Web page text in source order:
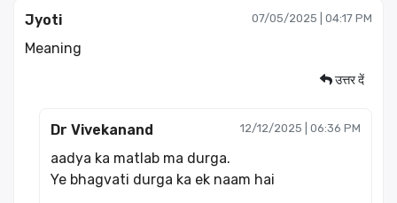
Jyoti 07/05/2025 | 04:17 PM
Meaning
उत्तर दें
Dr Vivekanand 12/12/2025 | 06:36 PM
aadya ka matlab ma durga.
Ye bhagvati durga ka ek naam hai